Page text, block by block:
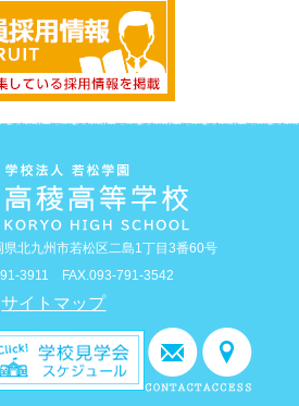
北九州市若松区二島1丁目3番60号
3911 FAX.093-791-3542
サイトマップ